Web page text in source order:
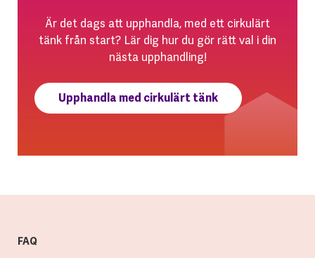
Är det dags att upphandla, med ett cirkulärt
tänk från start? Lär dig hur du gör rätt val i din
nästa upphandling!
Upphandla med cirkulärt tänk
FAQ